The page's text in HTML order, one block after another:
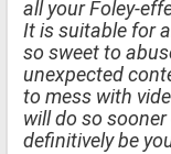
all your Foley-
It is suitable for
so sweet to
unexpected
to mess with
will do so
definitively be